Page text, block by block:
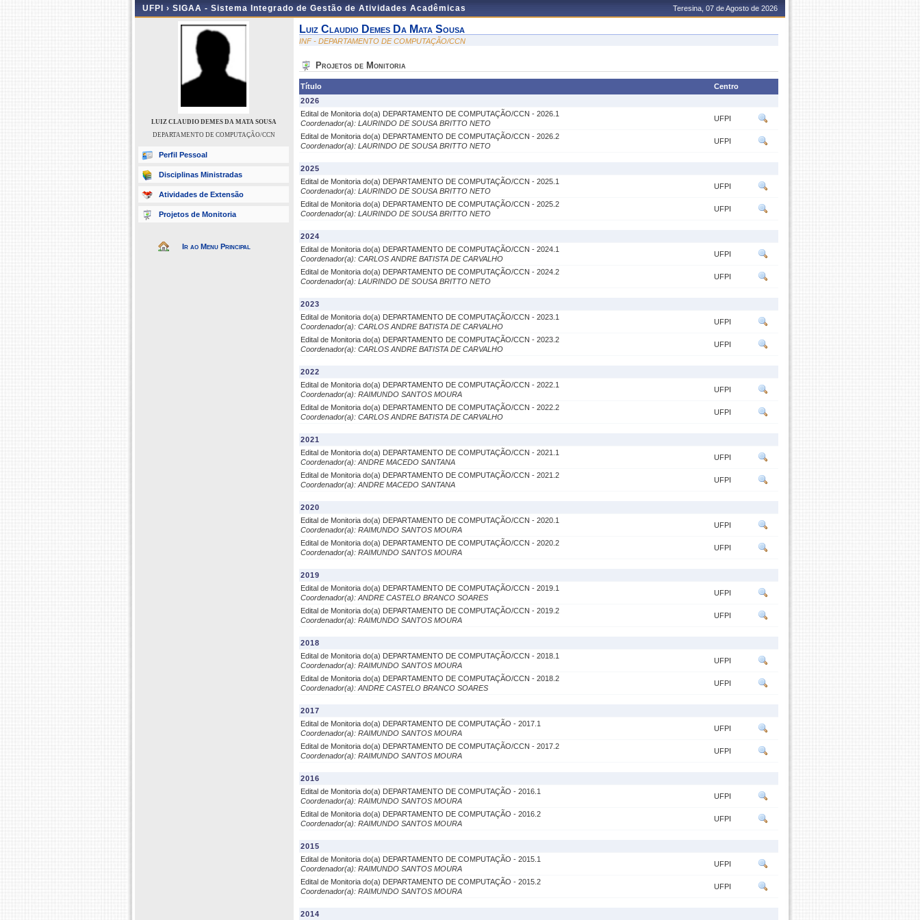
UFPI › SIGAA - Sistema Integrado de Gestão de Atividades Acadêmicas Teresina, 07 de Agosto de 2026
LUIZ CLAUDIO DEMES DA MATA SOUSA
DEPARTAMENTO DE COMPUTAÇÃO/CCN
Perfil Pessoal
Disciplinas Ministradas
Atividades de Extensão
Projetos de Monitoria
Ir ao Menu Principal
Luiz Claudio Demes Da Mata Sousa
INF - DEPARTAMENTO DE COMPUTAÇÃO/CCN
Projetos de Monitoria
Título
Centro
2026
Edital de Monitoria do(a) DEPARTAMENTO DE COMPUTAÇÃO/CCN - 2026.1
Coordenador(a): LAURINDO DE SOUSA BRITTO NETO
UFPI
Edital de Monitoria do(a) DEPARTAMENTO DE COMPUTAÇÃO/CCN - 2026.2
Coordenador(a): LAURINDO DE SOUSA BRITTO NETO
UFPI
2025
Edital de Monitoria do(a) DEPARTAMENTO DE COMPUTAÇÃO/CCN - 2025.1
Coordenador(a): LAURINDO DE SOUSA BRITTO NETO
UFPI
Edital de Monitoria do(a) DEPARTAMENTO DE COMPUTAÇÃO/CCN - 2025.2
Coordenador(a): LAURINDO DE SOUSA BRITTO NETO
UFPI
2024
Edital de Monitoria do(a) DEPARTAMENTO DE COMPUTAÇÃO/CCN - 2024.1
Coordenador(a): CARLOS ANDRE BATISTA DE CARVALHO
UFPI
Edital de Monitoria do(a) DEPARTAMENTO DE COMPUTAÇÃO/CCN - 2024.2
Coordenador(a): LAURINDO DE SOUSA BRITTO NETO
UFPI
2023
Edital de Monitoria do(a) DEPARTAMENTO DE COMPUTAÇÃO/CCN - 2023.1
Coordenador(a): CARLOS ANDRE BATISTA DE CARVALHO
UFPI
Edital de Monitoria do(a) DEPARTAMENTO DE COMPUTAÇÃO/CCN - 2023.2
Coordenador(a): CARLOS ANDRE BATISTA DE CARVALHO
UFPI
2022
Edital de Monitoria do(a) DEPARTAMENTO DE COMPUTAÇÃO/CCN - 2022.1
Coordenador(a): RAIMUNDO SANTOS MOURA
UFPI
Edital de Monitoria do(a) DEPARTAMENTO DE COMPUTAÇÃO/CCN - 2022.2
Coordenador(a): CARLOS ANDRE BATISTA DE CARVALHO
UFPI
2021
Edital de Monitoria do(a) DEPARTAMENTO DE COMPUTAÇÃO/CCN - 2021.1
Coordenador(a): ANDRE MACEDO SANTANA
UFPI
Edital de Monitoria do(a) DEPARTAMENTO DE COMPUTAÇÃO/CCN - 2021.2
Coordenador(a): ANDRE MACEDO SANTANA
UFPI
2020
Edital de Monitoria do(a) DEPARTAMENTO DE COMPUTAÇÃO/CCN - 2020.1
Coordenador(a): RAIMUNDO SANTOS MOURA
UFPI
Edital de Monitoria do(a) DEPARTAMENTO DE COMPUTAÇÃO/CCN - 2020.2
Coordenador(a): RAIMUNDO SANTOS MOURA
UFPI
2019
Edital de Monitoria do(a) DEPARTAMENTO DE COMPUTAÇÃO/CCN - 2019.1
Coordenador(a): ANDRE CASTELO BRANCO SOARES
UFPI
Edital de Monitoria do(a) DEPARTAMENTO DE COMPUTAÇÃO/CCN - 2019.2
Coordenador(a): RAIMUNDO SANTOS MOURA
UFPI
2018
Edital de Monitoria do(a) DEPARTAMENTO DE COMPUTAÇÃO/CCN - 2018.1
Coordenador(a): RAIMUNDO SANTOS MOURA
UFPI
Edital de Monitoria do(a) DEPARTAMENTO DE COMPUTAÇÃO/CCN - 2018.2
Coordenador(a): ANDRE CASTELO BRANCO SOARES
UFPI
2017
Edital de Monitoria do(a) DEPARTAMENTO DE COMPUTAÇÃO - 2017.1
Coordenador(a): RAIMUNDO SANTOS MOURA
UFPI
Edital de Monitoria do(a) DEPARTAMENTO DE COMPUTAÇÃO/CCN - 2017.2
Coordenador(a): RAIMUNDO SANTOS MOURA
UFPI
2016
Edital de Monitoria do(a) DEPARTAMENTO DE COMPUTAÇÃO - 2016.1
Coordenador(a): RAIMUNDO SANTOS MOURA
UFPI
Edital de Monitoria do(a) DEPARTAMENTO DE COMPUTAÇÃO - 2016.2
Coordenador(a): RAIMUNDO SANTOS MOURA
UFPI
2015
Edital de Monitoria do(a) DEPARTAMENTO DE COMPUTAÇÃO - 2015.1
Coordenador(a): RAIMUNDO SANTOS MOURA
UFPI
Edital de Monitoria do(a) DEPARTAMENTO DE COMPUTAÇÃO - 2015.2
Coordenador(a): RAIMUNDO SANTOS MOURA
UFPI
2014